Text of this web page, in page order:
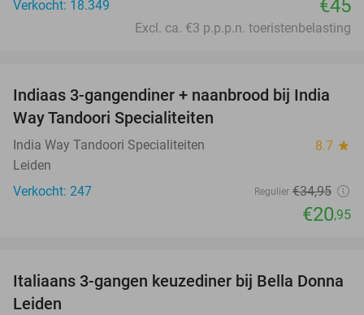
Verkocht: 18.349
€45
Excl. ca. €3 p.p.p.n. toeristenbelasting
40%
Indiaas 3-gangendiner + naanbrood bij India
Way Tandoori Specialiteiten
India Way Tandoori Specialiteiten 8.7 star
Leiden
Verkocht: 247
Regulier €34,95
€20,95
35%
Italiaans 3-gangen keuzediner bij Bella Donna
Leiden